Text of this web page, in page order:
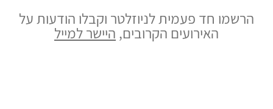
הרשמו חד פעמית לניוזלטר וקבלו הודעות על
האירועים הקרובים, היישר למייל